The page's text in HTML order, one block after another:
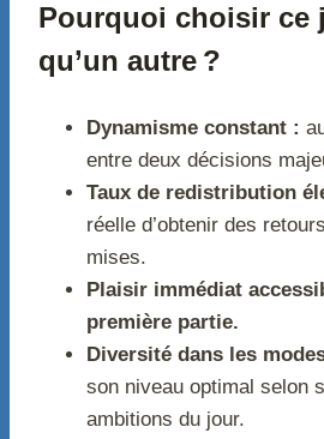
Pourquoi choisir ce
qu’un autre ?
Dynamisme constant :
entre deux décisions
Taux de redistribution
réelle d’obtenir des
mises.
Plaisir immédiat
première partie.
Diversité dans les
son niveau optimal selon
ambitions du jour.